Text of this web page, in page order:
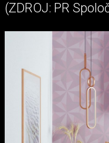
(ZDROJ: PR